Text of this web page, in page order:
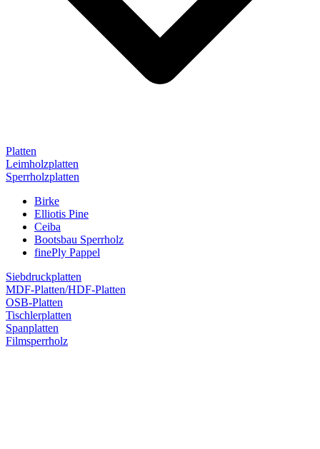
Platten
Leimholzplatten
Sperrholzplatten
Birke
Elliotis Pine
Ceiba
Bootsbau Sperrholz
finePly Pappel
Siebdruckplatten
MDF-Platten/HDF-Platten
OSB-Platten
Tischlerplatten
Spanplatten
Filmsperrholz